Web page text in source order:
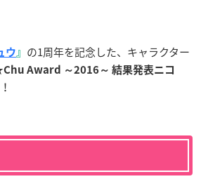
ウ 』 の1周年を記念した、キャラクター
Award ～2016～ 結果発表ニコ